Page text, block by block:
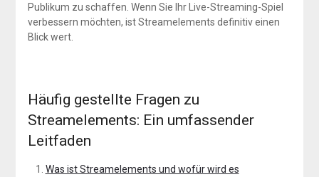
Publikum zu schaffen. Wenn Sie Ihr Live-Streaming-Spiel
verbessern möchten, ist Streamelements definitiv einen
Blick wert.
Häufig gestellte Fragen zu
Streamelements: Ein umfassender
Leitfaden
Was ist Streamelements und wofür wird es